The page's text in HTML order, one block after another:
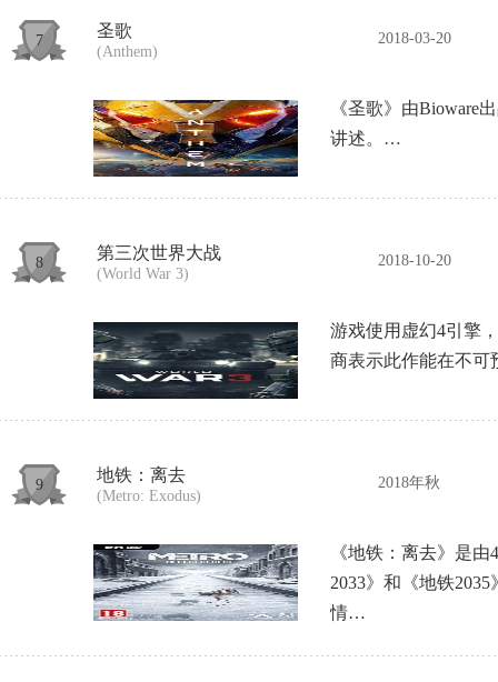
7
圣歌
(Anthem)
2018-03-20
《圣歌》由Bioware
讲述。…
8
第三次世界大战
(World War 3)
2018-10-20
游戏使用虚幻4引擎
商表示此作能在不
9
地铁：离去
(Metro: Exodus)
2018年秋
《地铁：离去》是
2033》和《地铁
情…